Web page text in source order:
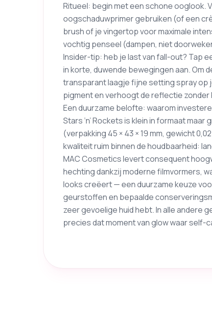
Ritueel: begin met een schone ooglook.
oogschaduwprimer gebruiken (of een
brush of je vingertop voor maximale
vochtig penseel (dampen, niet
Insider-tip: heb je last van fall-out? Tap
in korte, duwende bewegingen aan. Om
transparant laagje fijne setting spray
pigment en verhoogt de reflectie zonder
Een duurzame belofte: waarom
Stars ‘n’ Rockets is klein in formaat
(verpakking 45 × 43 × 19 mm, gewicht
kwaliteit ruim binnen de houdbaarheid:
MAC Cosmetics levert consequent
hechting dankzij moderne filmvormers,
looks creëert — een duurzame keuze
geurstoffen en bepaalde
zeer gevoelige huid hebt. In alle andere
precies dat moment van glow waar self-